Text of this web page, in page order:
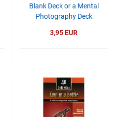
Blank Deck or a Mental
Photography Deck
3,95 EUR